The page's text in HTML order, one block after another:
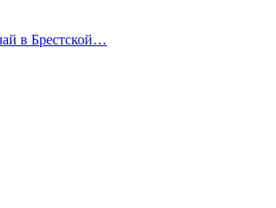
в Брестской…